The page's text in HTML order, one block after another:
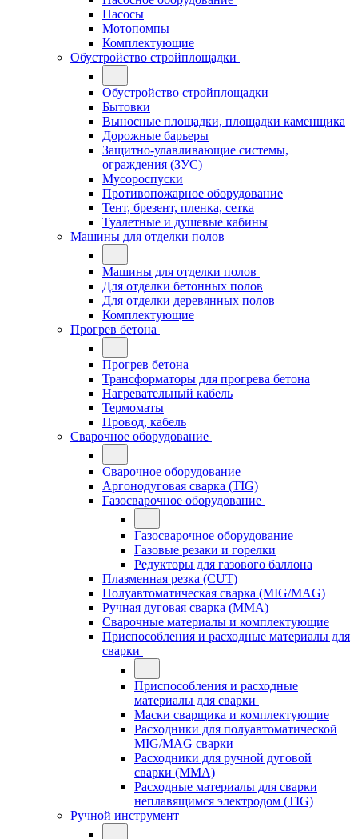
Насосы
Мотопомпы
Комплектующие
Обустройство стройплощадки
Обустройство стройплощадки
Бытовки
Выносные площадки, площадки каменщика
Дорожные барьеры
Защитно-улавливающие системы,
ограждения (ЗУС)
Мусороспуски
Противопожарное оборудование
Тент, брезент, пленка, сетка
Туалетные и душевые кабины
Машины для отделки полов
Машины для отделки полов
Для отделки бетонных полов
Для отделки деревянных полов
Комплектующие
Прогрев бетона
Прогрев бетона
Трансформаторы для прогрева бетона
Нагревательный кабель
Термоматы
Провод, кабель
Сварочное оборудование
Сварочное оборудование
Аргонодуговая сварка (TIG)
Газосварочное оборудование
Газосварочное оборудование
Газовые резаки и горелки
Редукторы для газового баллона
Плазменная резка (CUT)
Полуавтоматическая сварка (MIG/MAG)
Ручная дуговая сварка (MMA)
Сварочные материалы и комплектующие
Приспособления и расходные материалы для
сварки
Приспособления и расходные
материалы для сварки
Маски сварщика и комплектующие
Расходники для полуавтоматической
MIG/MAG сварки
Расходники для ручной дуговой
сварки (MMA)
Расходные материалы для сварки
неплавящимся электродом (TIG)
Ручной инструмент